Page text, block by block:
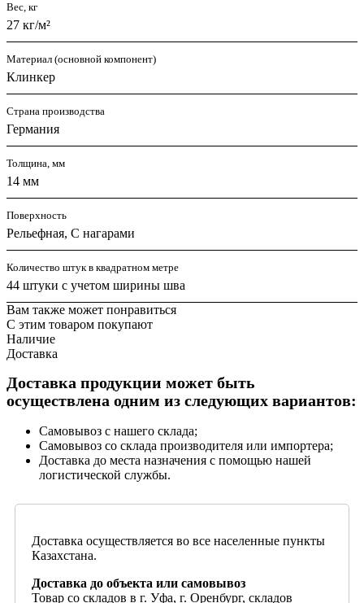
Вес, кг
27 кг/м²
Материал (основной компонент)
Клинкер
Страна производства
Германия
Толщина, мм
14 мм
Поверхность
Рельефная, С нагарами
Количество штук в квадратном метре
44 штуки с учетом ширины шва
Вам также может понравиться
С этим товаром покупают
Наличие
Доставка
Доставка продукции может быть
осуществлена одним из следующих вариантов:
Самовывоз с нашего склада;
Самовывоз со склада производителя или импортера;
Доставка до места назначения с помощью нашей
логистической службы.
Доставка осуществляется во все населенные пункты
Казахстана.
Доставка до объекта или самовывоз
Товар со складов в г. Уфа, г. Оренбург, складов